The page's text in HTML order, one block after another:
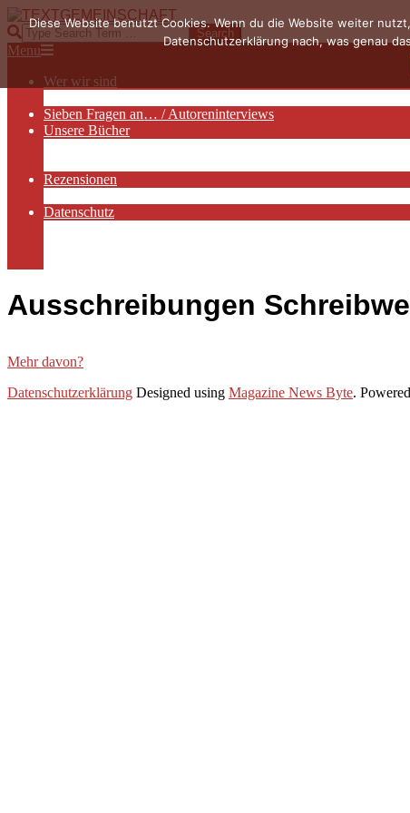
Skip
to
content
TEXTGEMEINSCHAFT
Search
Primary
Menu
Menu
Wer wir sind
Sieben Fragen an… / Autoreninterviews
Unsere Bücher
Rezensionen
Datenschutz
Ausschreibungen
Mehr davon?
2019-
Datenschutzerklärung Designed using Magazine News Byte.
Diese Website benutzt Cookies. Wenn du die Website weiter
Datenschutzerklärung nach, was genau